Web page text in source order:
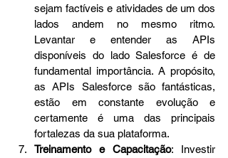
sejam factíveis e atividades de um dos
lados andem no mesmo ritmo.
Levantar e entender as APIs
disponíveis do lado Salesforce é de
fundamental importância. A propósito,
as APIs Salesforce são fantásticas,
estão em constante evolução e
certamente é uma das principais
fortalezas da sua plataforma.
Treinamento e Capacitação: Investir